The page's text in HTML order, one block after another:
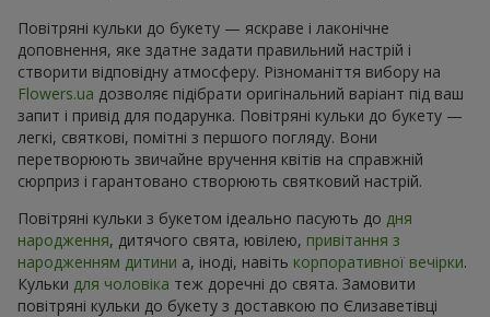
Повітряні кульки до букету — яскраве і лаконічне
доповнення, яке здатне задати правильний настрій і
створити відповідну атмосферу. Різноманіття вибору на
Flowers.ua дозволяє підібрати оригінальний варіант під ваш
запит і привід для подарунка. Повітряні кульки до букету —
легкі, святкові, помітні з першого погляду. Вони
перетворюють звичайне вручення квітів на справжній
сюрприз і гарантовано створюють святковий настрій.
Повітряні кульки з букетом ідеально пасують до дня
народження, дитячого свята, ювілею, привітання з
народженням дитини а, іноді, навіть корпоративної вечірки.
Кульки для чоловіка теж доречні до свята. Замовити
повітряні кульки до букету з доставкою по Єлизаветівці